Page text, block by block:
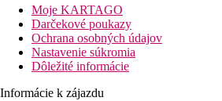
Moje KARTAGO
Darčekové poukazy
Ochrana osobných údajov
Nastavenie súkromia
Dôležité informácie
Informácie k zájazdu